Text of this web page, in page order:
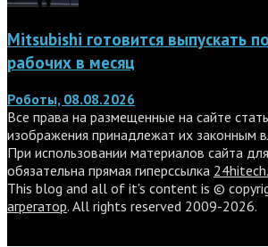
Mitsubishi готовится выпускать
рабочих в месяц
Роботы, 08.08.2026
Все права на размещенные на сайте
изображения принадлежат их законным
При использовании материалов сайта
обязательна прямая гиперссылка
This blog and all of it's content is ©
агрегатор. All rights reserved 2009-2026.